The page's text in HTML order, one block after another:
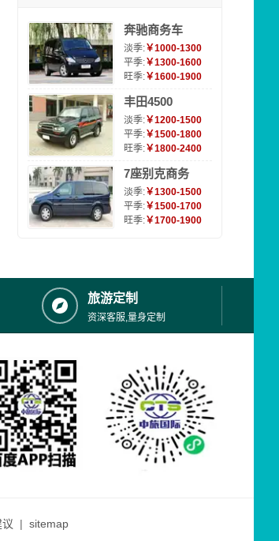
奔驰商务车
淡季:￥1000-1300
平季:￥1300-1600
旺季:￥1600-1900
丰田4500
淡季:￥1200-1500
平季:￥1500-1800
旺季:￥1800-2400
7座别克商务
淡季:￥1300-1500
平季:￥1500-1700
旺季:￥1700-1900
旅游定制
资深客服,量身定制
| sitemap